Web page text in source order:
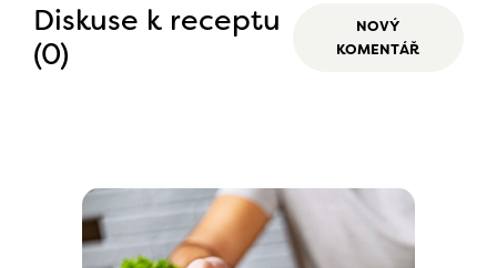
Diskuse k receptu
(0)
NOVÝ
KOMENTÁŘ